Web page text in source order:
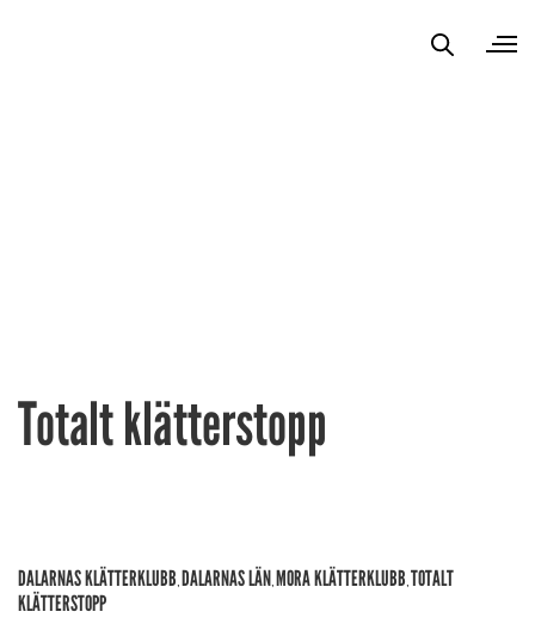
Totalt klätterstopp
DALARNAS KLÄTTERKLUBB,DALARNAS LÄN,MORA KLÄTTERKLUBB,TOTALT
KLÄTTERSTOPP